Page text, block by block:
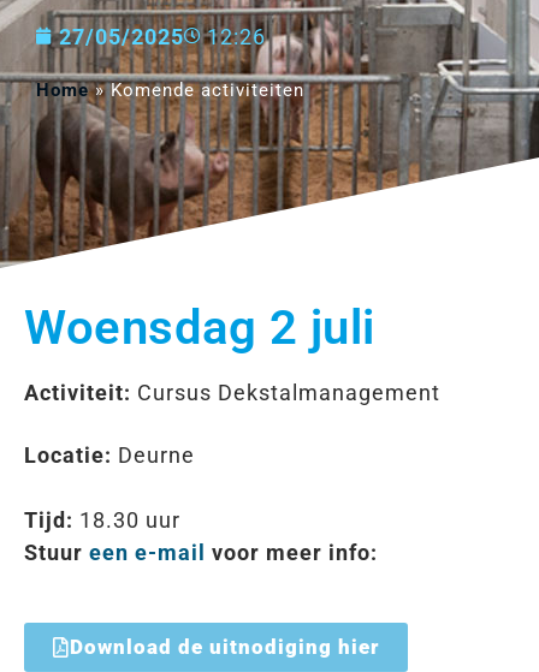
27/05/2025 12:26
Home»Komende activiteiten
Woensdag 2 juli
Activiteit: Cursus Dekstalmanagement
Locatie: Deurne
Tijd: 18.30 uur
Stuur een e-mail voor meer info:
Download de uitnodiging hier